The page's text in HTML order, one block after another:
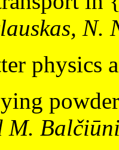
N.
physics
M.